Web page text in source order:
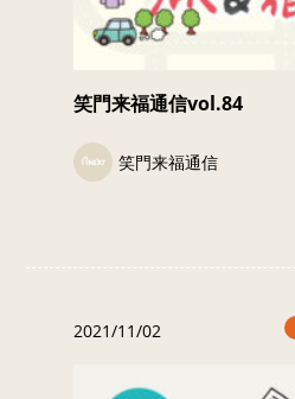
笑門来福通信vol.84
笑門来福通信
2021/11/02